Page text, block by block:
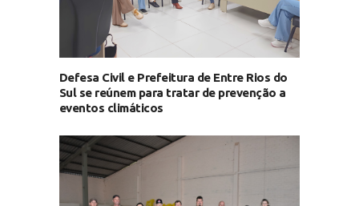
Defesa Civil e Prefeitura de Entre Rios do
Sul se reúnem para tratar de prevenção a
eventos climáticos